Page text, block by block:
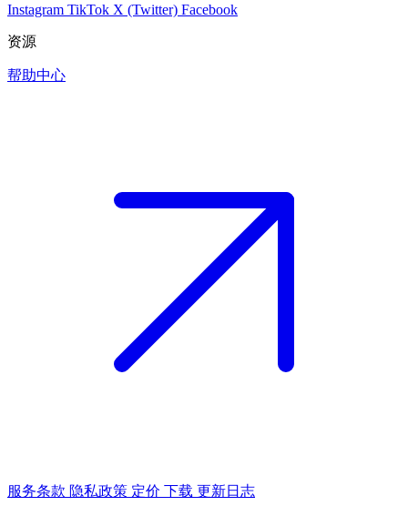
Instagram TikTok X (Twitter) Facebook
资源
帮助中心
服务条款 隐私政策 定价 下载 更新日志